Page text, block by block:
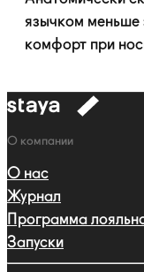
язычком меньше
комфорт при
к
Навигация
О компании
О нас
Журнал
Программа
Запуски